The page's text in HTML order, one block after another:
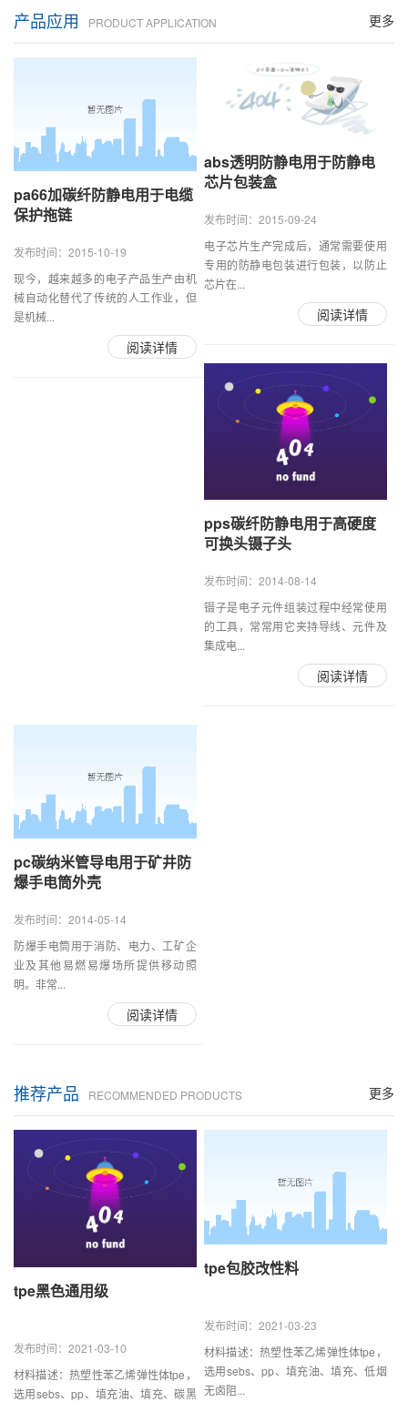
更多
产品应用 PRODUCT APPLICATION
pa66加碳纤防静电用于电缆
保护拖链
发布时间：2015-10-19
现今，越来越多的电子产品生产由机
械自动化替代了传统的人工作业，但
是机械...
阅读详情
abs透明防静电用于防静电
芯片包装盒
发布时间：2015-09-24
电子芯片生产完成后，通常需要使用
专用的防静电包装进行包装，以防止
芯片在...
阅读详情
pps碳纤防静电用于高硬度
可换头镊子头
发布时间：2014-08-14
镊子是电子元件组装过程中经常使用
的工具，常常用它夹持导线、元件及
集成电...
阅读详情
pc碳纳米管导电用于矿井防
爆手电筒外壳
发布时间：2014-05-14
防爆手电筒用于消防、电力、工矿企
业及其他易燃易爆场所提供移动照
明。非常...
阅读详情
更多
推荐产品 RECOMMENDED PRODUCTS
tpe黑色通用级
发布时间：2021-03-10
材料描述：热塑性苯乙烯弹性体tpe，
选用sebs、pp、填充油、填充、碳黑
tpe包胶改性料
发布时间：2021-03-23
材料描述：热塑性苯乙烯弹性体tpe，
选用sebs、pp、填充油、填充、低烟
无卤阻...